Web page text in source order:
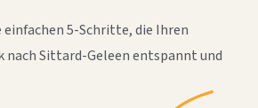
einfachen 5-Schritte, die Ihren
nach Sittard-Geleen entspannt und